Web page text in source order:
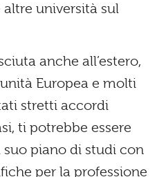
università sul
anche all’estero,
Europea e molti
stretti accordi
ti potrebbe essere
piano di studi con
per la professione